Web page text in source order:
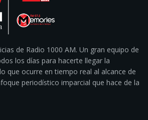
de Radio 1000 AM. Un gran equipo de
los días para hacerte llegar la
que ocurre en tiempo real al alcance de
periodístico imparcial que hace de la